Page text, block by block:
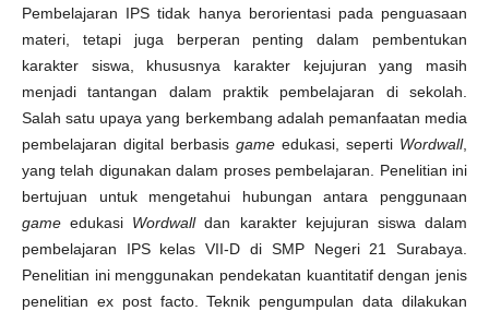
Pembelajaran IPS tidak hanya berorientasi pada penguasaan
materi, tetapi juga berperan penting dalam pembentukan
karakter siswa, khususnya karakter kejujuran yang masih
menjadi tantangan dalam praktik pembelajaran di sekolah.
Salah satu upaya yang berkembang adalah pemanfaatan media
pembelajaran digital berbasis game edukasi, seperti Wordwall,
yang telah digunakan dalam proses pembelajaran. Penelitian ini
bertujuan untuk mengetahui hubungan antara penggunaan
gameedukasi Wordwalldan karakter kejujuran siswa dalam
pembelajaran IPS kelas VII-D di SMP Negeri 21 Surabaya.
Penelitian ini menggunakan pendekatan kuantitatif dengan jenis
penelitian ex post facto. Teknik pengumpulan data dilakukan